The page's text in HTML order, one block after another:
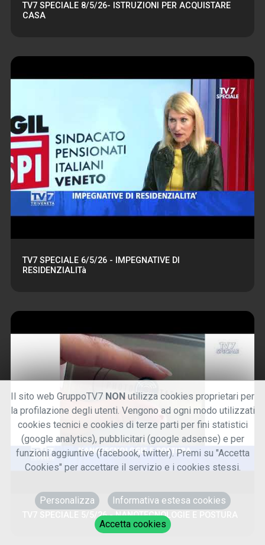
TV7 SPECIALE 8/5/26- ISTRUZIONI PER ACQUISTARE
CASA
TV7 SPECIALE 6/5/26 - IMPEGNATIVE DI
RESIDENZIALITà
TV7 SPECIALE 5/5/26 - NANOTECNOLOGIE E POSTURA
Il sito web GruppoTV7 NON utilizza cookies proprietari per
la profilazione degli utenti. Vengono ad ogni modo utilizzati
cookies tecnici e cookies di terze parti per fini statistici
(google analytics), pubblicitari (google adsense) e per
funzioni aggiuntive (facebook, twitter). Premi su "Accetta
Cookies" per accettare il servizio e i cookies stessi.
Personalizza Informativa estesa cookies
Accetta cookies